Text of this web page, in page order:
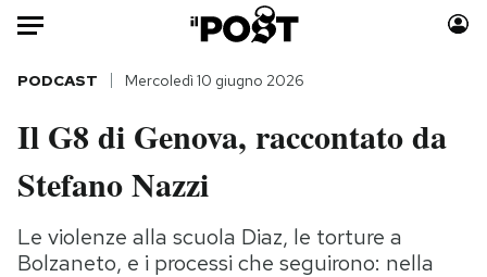
Auto
HOME
Italia
Politica
Consumismi
PODCAST Mercoledì 10 giugno 2026
Il G8 di Genova, raccontato da
Stefano Nazzi
Le violenze alla scuola Diaz, le torture a
Bolzaneto, e i processi che seguirono: nella